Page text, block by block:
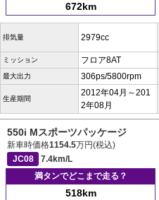
672km
排気量 2979cc
ミッション フロア8AT
最大出力 306ps/5800rpm
生産期間
2012年04月～201
2年08月
550i Mスポーツパッケージ
新車時価格1154.5万円(税込)
JC08
7.4km/L
満タンでどこまで走る？
518km